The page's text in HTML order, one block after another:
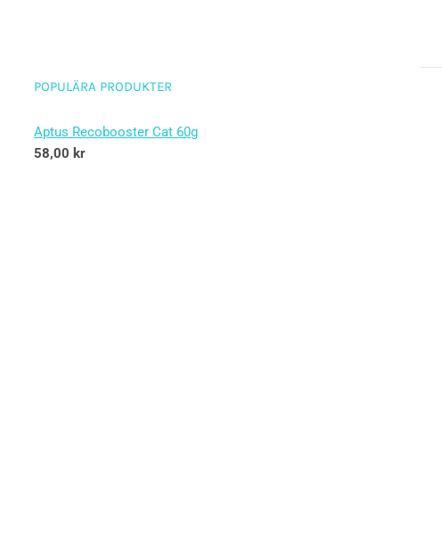
POPULÄRA PRODUKTER
Aptus Recobooster Cat 60g
58,00 kr